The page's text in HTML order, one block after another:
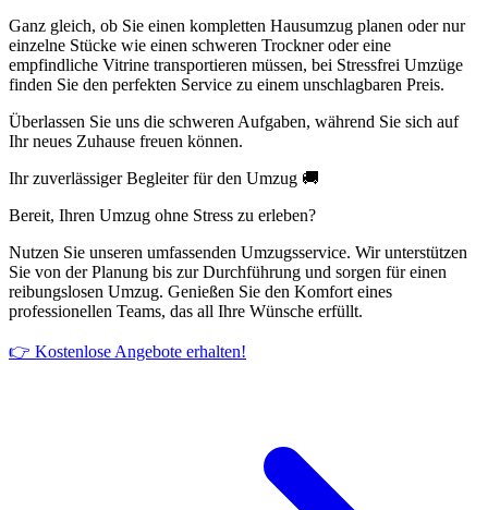
Ganz gleich, ob Sie einen kompletten Hausumzug planen oder nur
einzelne Stücke wie einen schweren Trockner oder eine
empfindliche Vitrine transportieren müssen, bei Stressfrei Umzüge
finden Sie den perfekten Service zu einem unschlagbaren Preis.
Überlassen Sie uns die schweren Aufgaben, während Sie sich auf
Ihr neues Zuhause freuen können.
Ihr zuverlässiger Begleiter für den Umzug 🚚
Bereit, Ihren Umzug ohne Stress zu erleben?
Nutzen Sie unseren umfassenden Umzugsservice. Wir unterstützen
Sie von der Planung bis zur Durchführung und sorgen für einen
reibungslosen Umzug. Genießen Sie den Komfort eines
professionellen Teams, das all Ihre Wünsche erfüllt.
👉 Kostenlose Angebote erhalten!